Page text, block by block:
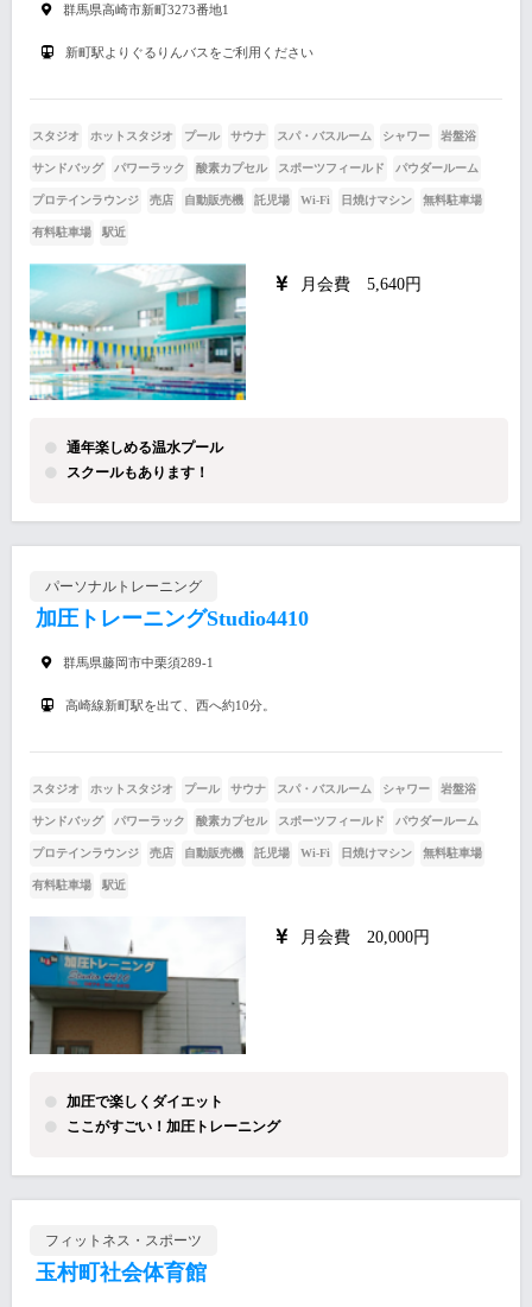
群馬県高崎市新町3273番地1
新町駅よりぐるりんバスをご利用ください
スタジオ ホットスタジオ プール サウナ スパ・バスルーム シャワー 岩盤浴
サンドバッグ パワーラック 酸素カプセル スポーツフィールド パウダールーム
プロテインラウンジ 売店 自動販売機 託児場 Wi-Fi 日焼けマシン 無料駐車場
有料駐車場 駅近
月会費 5,640円
通年楽しめる温水プール
スクールもあります！
パーソナルトレーニング
加圧トレーニングStudio4410
群馬県藤岡市中栗須289-1
高崎線新町駅を出て、西へ約10分。
スタジオ ホットスタジオ プール サウナ スパ・バスルーム シャワー 岩盤浴
サンドバッグ パワーラック 酸素カプセル スポーツフィールド パウダールーム
プロテインラウンジ 売店 自動販売機 託児場 Wi-Fi 日焼けマシン 無料駐車場
有料駐車場 駅近
月会費 20,000円
加圧で楽しくダイエット
ここがすごい！加圧トレーニング
フィットネス・スポーツ
玉村町社会体育館